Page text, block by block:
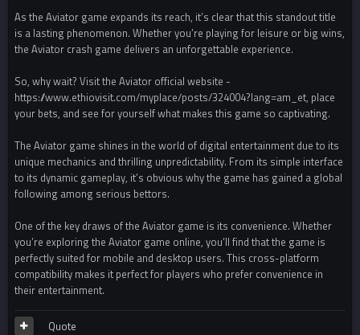
As the Aviator game expands its reach, it’s clear that this standout title
is a lasting phenomenon. Whether you’re playing for leisure or big wins,
the Aviator crash game delivers an unforgettable experience.
So, why wait? Visit the Aviator official website -
https://www.ethiovisit.com/myplace/posts/324004?lang=am_et, place
your bets, and see for yourself what makes this game so captivating.
The Aviator game shines in the world of digital entertainment due to its
unique mechanics and thrilling unpredictability. From its simple interface
to its dynamic gameplay, it’s obvious why the game has gained a global
following among serious bettors.
One of the key draws of the Aviator game is its convenience. Whether
you’re exploring the Aviator game online, you’ll find that the game is
perfectly suited for mobile and desktop users. This cross-platform
compatibility makes it perfect for players who prefer convenience in
their entertainment.
Quote